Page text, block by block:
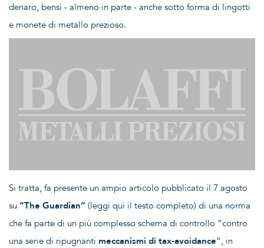
denaro, bensì - almeno in parte - anche sotto forma di lingotti
e monete di metallo prezioso.
Si tratta, fa presente un ampio articolo pubblicato il 7 agosto
su “The Guardian“ (leggi qui il testo completo) di una norma
che fa parte di un più complesso schema di controllo “contro
una serie di ripugnanti meccanismi di tax-avoidance“, in